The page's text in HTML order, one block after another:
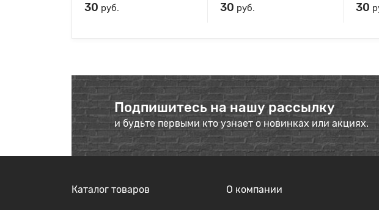
30 руб. 30 руб. 30
Подпишитесь на нашу рассылку
и будьте первыми кто узнает о новинках или акциях.
Каталог товаров О компании